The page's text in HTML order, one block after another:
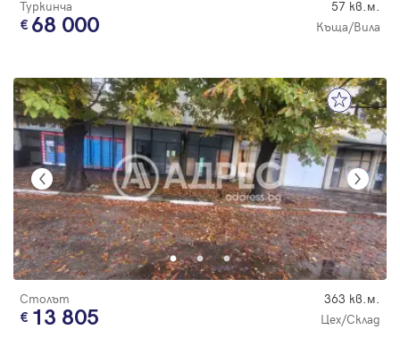
Туркинча 57 кв.м.
68 000 Къща/Вила
Столът 363 кв.м.
13 805 Цех/Склад